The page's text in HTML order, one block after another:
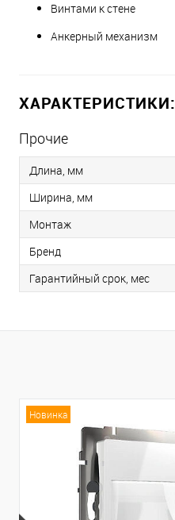
Винтами к стене
Анкерный механизм
ХАРАКТЕРИСТИКИ:
Прочие
Длина, мм
Ширина, мм
Монтаж
Бренд
Гарантийный срок, мес
Новинка